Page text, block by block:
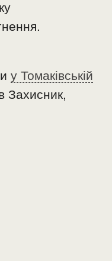
у Томаківській
Захисник,